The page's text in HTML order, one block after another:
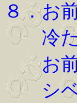
８．お
冷た
お前
シベ